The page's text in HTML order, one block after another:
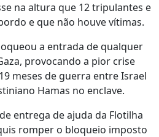
na altura que 12 tripulantes e
e que não houve vítimas.
a entrada de qualquer
provocando a pior crise
meses de guerra entre Israel
Hamas no enclave.
entrega de ajuda da Flotilha
romper o bloqueio imposto